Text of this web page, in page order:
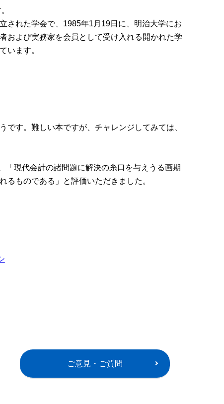
された学会で、1985年1月19日に、明治大学にお
および実務家を会員として受け入れる開かれた学
います。
す。難しい本ですが、チャレンジしてみては、
「現代会計の諸問題に解決の糸口を与えうる画期
るものである」と評価いただきました。
ご意見・ご質問